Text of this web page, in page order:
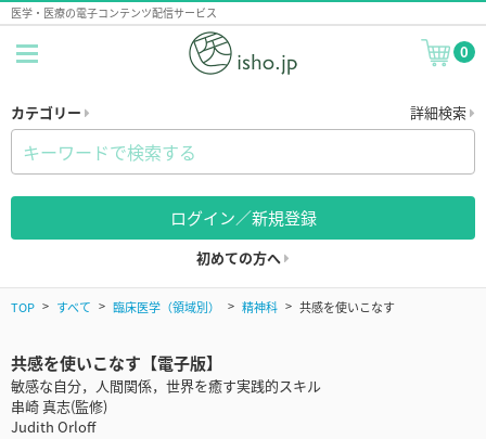
医学・医療の電子コンテンツ配信サービス
0
カテゴリー 詳細検索
ログイン／新規登録
初めての方へ
TOP すべて 臨床医学（領域別） 精神科 共感を使いこなす
共感を使いこなす【電子版】
敏感な自分，人間関係，世界を癒す実践的スキル
串崎 真志(監修)
Judith Orloff